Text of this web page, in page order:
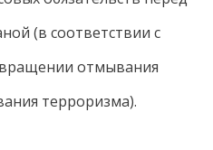
(в соответствии с
отмывания
терроризма).